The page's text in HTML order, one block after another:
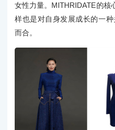
女性力量。MITHRIDATE的核
样也是对自身发展成长的一
而合。